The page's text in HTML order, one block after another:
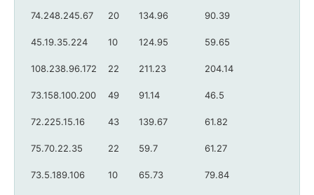
74.248.245.67 20 134.96 90.39
45.19.35.224 10 124.95 59.65
108.238.96.172 22 211.23 204.14
73.158.100.200 49 91.14 46.5
72.225.15.16 43 139.67 61.82
75.70.22.35 22 59.7 61.27
73.5.189.106 10 65.73 79.84